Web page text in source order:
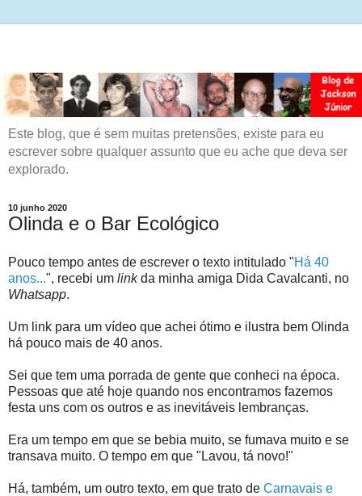
Este blog, que é sem muitas pretensões, existe para eu
escrever sobre qualquer assunto que eu ache que deva ser
explorado.
10 junho 2020
Olinda e o Bar Ecológico
Pouco tempo antes de escrever o texto intitulado "Há 40
anos...", recebi um linkda minha amiga Dida Cavalcanti, no
Whatsapp.
Um link para um vídeo que achei ótimo e ilustra bem Olinda
há pouco mais de 40 anos.
Sei que tem uma porrada de gente que conheci na época.
Pessoas que até hoje quando nos encontramos fazemos
festa uns com os outros e as inevitáveis lembranças.
Era um tempo em que se bebia muito, se fumava muito e se
transava muito. O tempo em que "Lavou, tá novo!"
Há, também, um outro texto, em que trato de Carnavais e